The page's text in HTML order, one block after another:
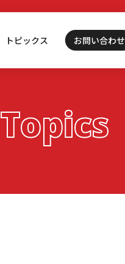
トピックス お問い合わせ
Topics